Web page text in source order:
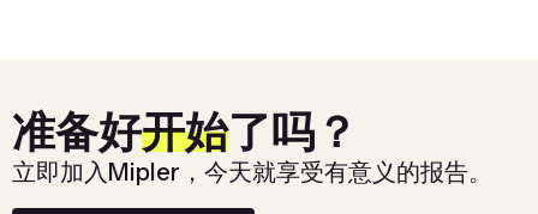
准备好开始了吗？
立即加入Mipler，今天就享受有意义的报告。